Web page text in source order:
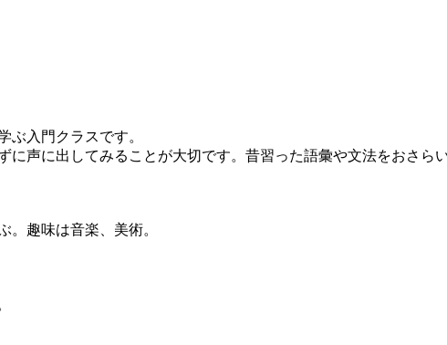
入門クラスです。
声に出してみることが大切です。昔習った語彙や文法をおさら
。趣味は音楽、美術。